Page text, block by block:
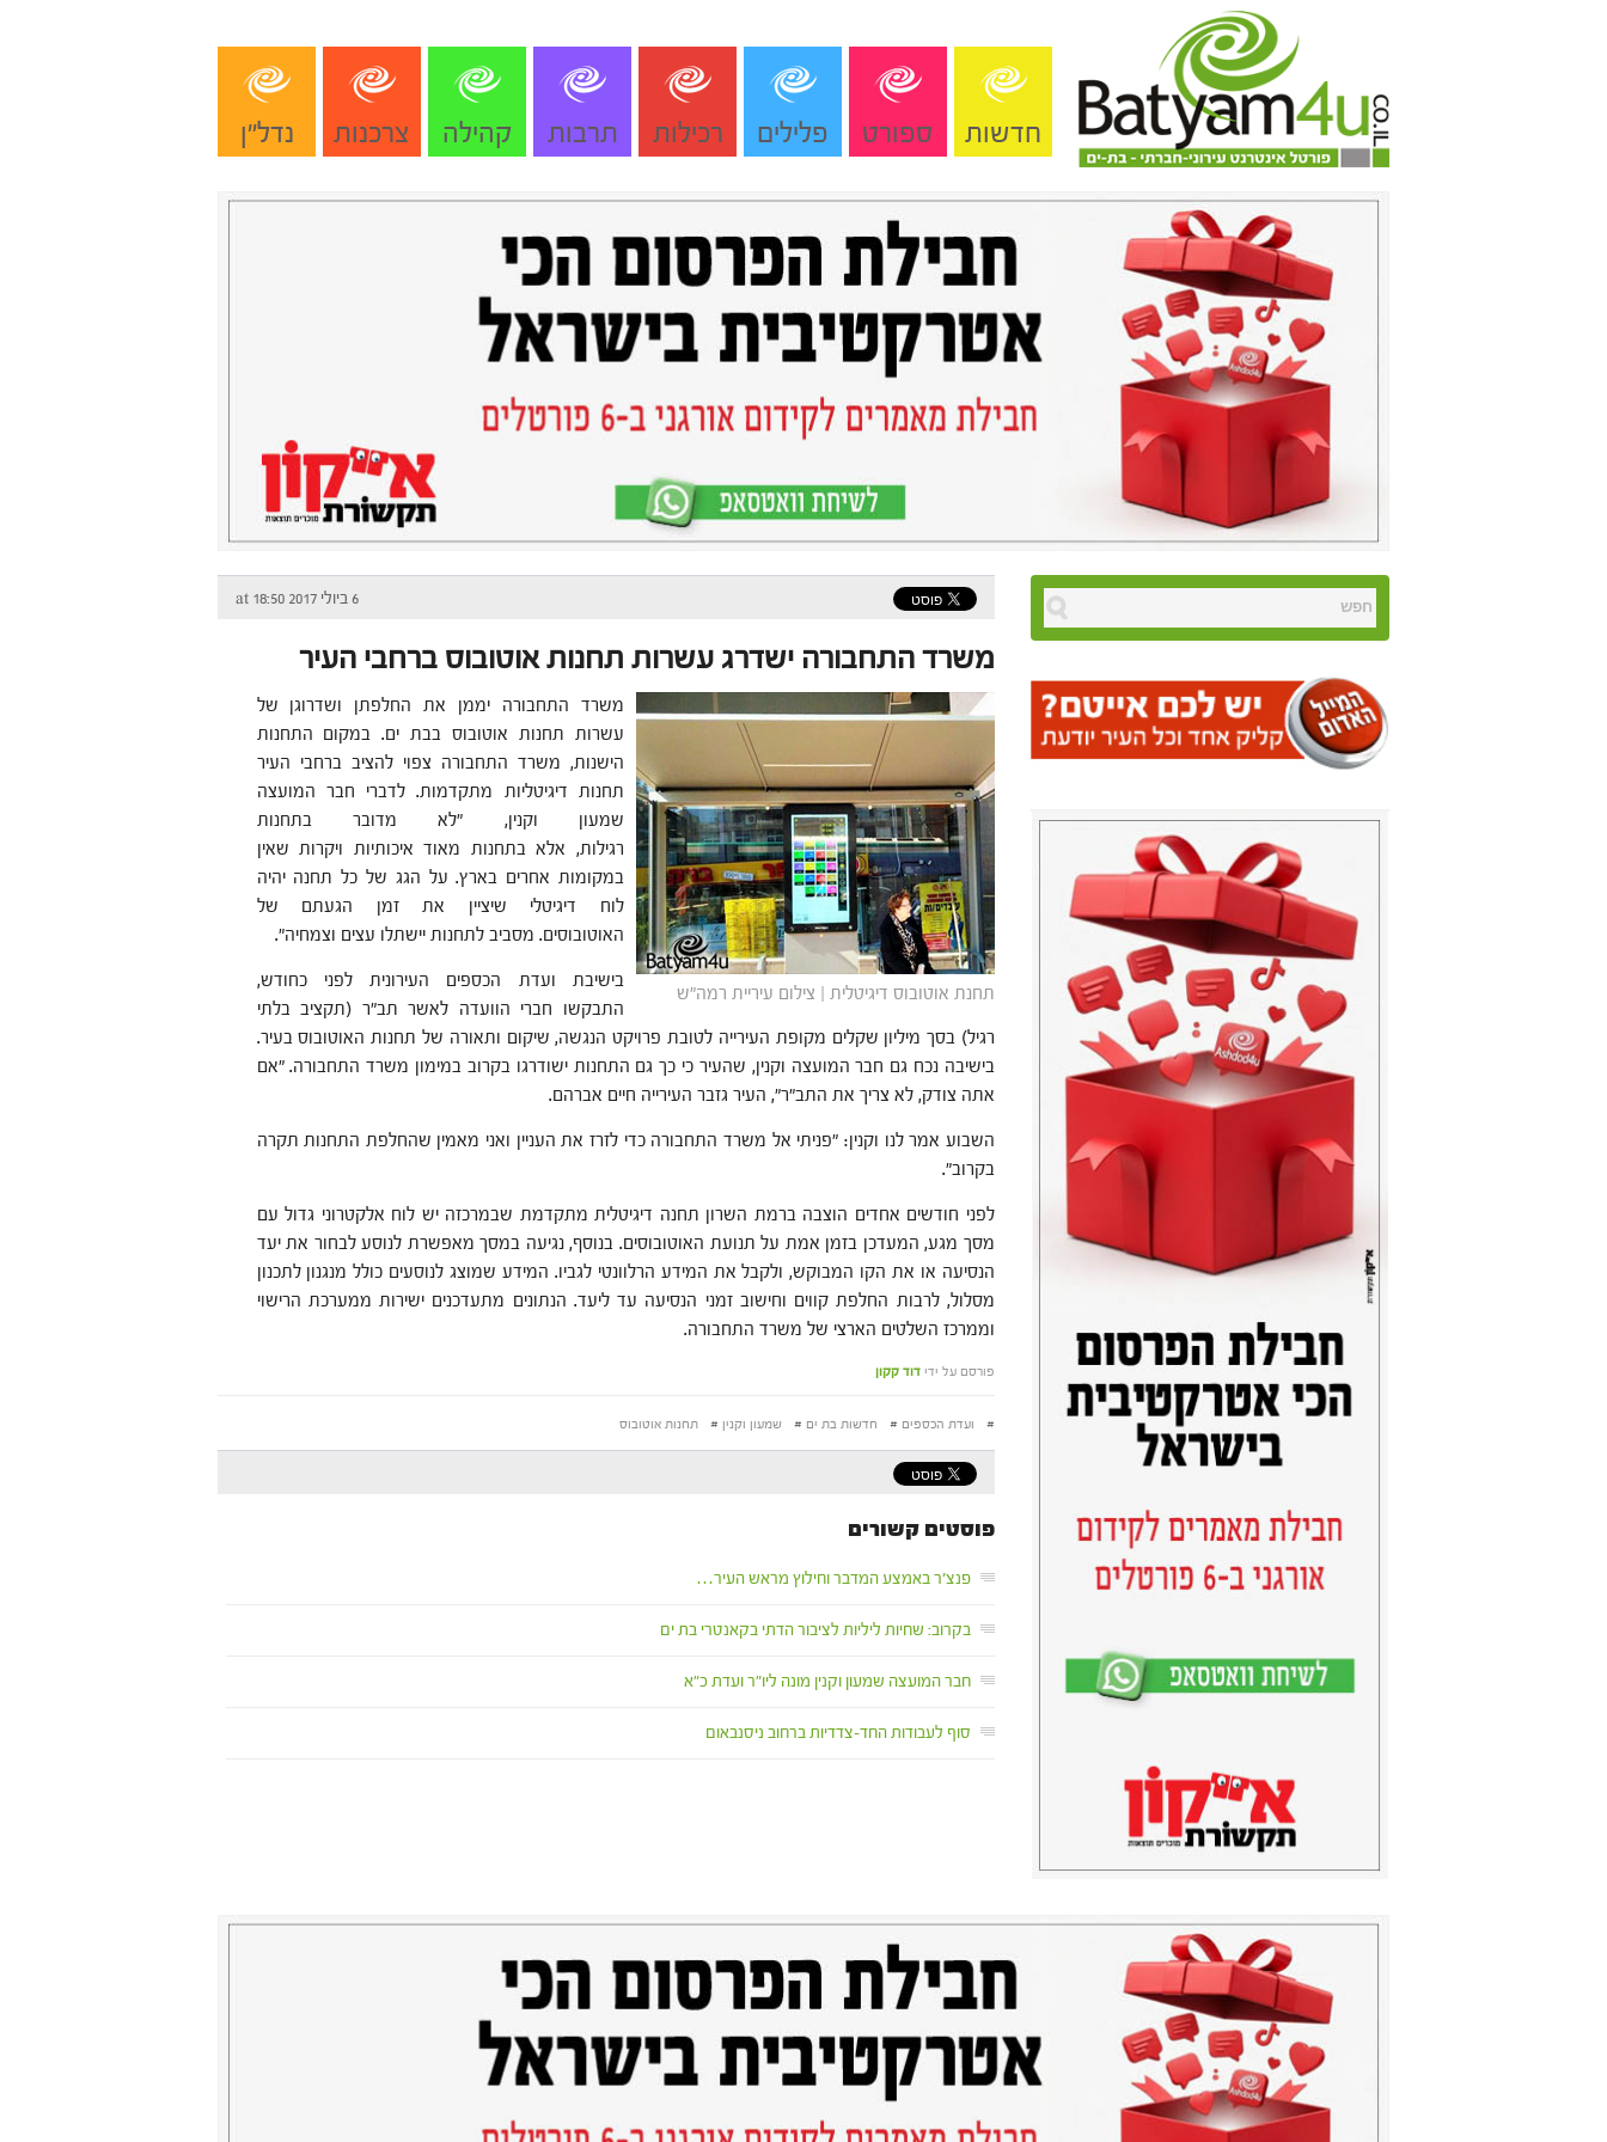
חדשות ספורט פלילים רכילות תרבות קהילה צרכנות נדל"ן
6 ביולי 2017 at 18:50
משרד התחבורה ישדרג עשרות תחנות אוטובוס ברחבי העיר
תחנת אוטובוס דיגיטלית | צילום עיריית רמה"ש
משרד התחבורה יממן את החלפתן ושדרוגן של
עשרות תחנות אוטובוס בבת ים. במקום התחנות
הישנות, משרד התחבורה צפוי להציב ברחבי העיר
תחנות דיגיטליות מתקדמות. לדברי חבר המועצה
שמעון וקנין, "לא מדובר בתחנות
רגילות, אלא בתחנות מאוד איכותיות ויקרות שאין
במקומות אחרים בארץ. על הגג של כל תחנה יהיה
לוח דיגיטלי שיציין את זמן הגעתם של
האוטובוסים. מסביב לתחנות יישתלו עצים וצמחיה".
בישיבת ועדת הכספים העירונית לפני כחודש,
התבקשו חברי הוועדה לאשר תב"ר (תקציב בלתי
רגיל) בסך מיליון שקלים מקופת העירייה לטובת פרויקט הנגשה, שיקום ותאורה של תחנות האוטובוס בעיר.
בישיבה נכח גם חבר המועצה וקנין, שהעיר כי כך גם התחנות ישודרגו בקרוב במימון משרד התחבורה. "אם
אתה צודק, לא צריך את התב"ר", העיר גזבר העירייה חיים אברהם.
השבוע אמר לנו וקנין: "פניתי אל משרד התחבורה כדי לזרז את העניין ואני מאמין שהחלפת התחנות תקרה
בקרוב".
לפני חודשים אחדים הוצבה ברמת השרון תחנה דיגיטלית מתקדמת שבמרכזה יש לוח אלקטרוני גדול עם
מסך מגע, המעדכן בזמן אמת על תנועת האוטובוסים. בנוסף, נגיעה במסך מאפשרת לנוסע לבחור את יעד
הנסיעה או את הקו המבוקש, ולקבל את המידע הרלוונטי לגביו. המידע שמוצג לנוסעים כולל מנגנון לתכנון
מסלול, לרבות החלפת קווים וחישוב זמני הנסיעה עד ליעד. הנתונים מתעדכנים ישירות ממערכת הרישוי
וממרכז השלטים הארצי של משרד התחבורה.
פורסם על ידי דוד קקון
# ועדת הכספים # חדשות בת ים # שמעון וקנין # תחנות אוטובוס
פוסטים קשורים
פנצ'ר באמצע המדבר וחילוץ מראש העיר…
בקרוב: שחיות ליליות לציבור הדתי בקאנטרי בת ים
חבר המועצה שמעון וקנין מונה ליו"ר ועדת כ"א
סוף לעבודות החד-צדדיות ברחוב ניסנבאום